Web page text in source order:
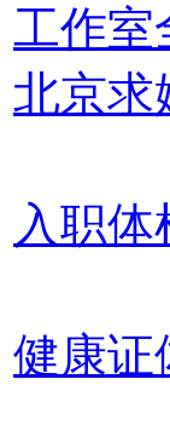
工作室
北京求
入职
健康证